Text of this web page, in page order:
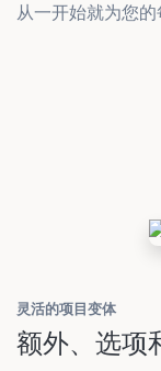
从一开始就为您的
灵活的项目变体
额外、选项